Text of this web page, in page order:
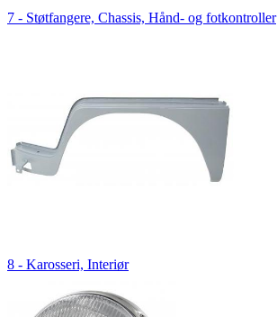
7 - Støtfangere, Chassis, Hånd- og fotkontroller
8 - Karosseri, Interiør